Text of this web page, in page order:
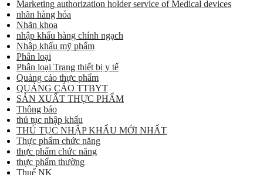
Marketing authorization holder service of Medical devices
nhãn hàng hóa
Nhãn khoa
nhập khẩu hàng chính ngạch
Nhập khẩu mỹ phẩm
Phân loại
Phân loại Trang thiết bị y tế
Quảng cáo thực phẩm
QUẢNG CÁO TTBYT
SẢN XUẤT THỰC PHẨM
Thông báo
thủ tục nhập khẩu
THỦ TỤC NHẬP KHẨU MỚI NHẤT
Thực phẩm chức năng
thực phẩm chức năng
thực phẩm thường
Thuế NK